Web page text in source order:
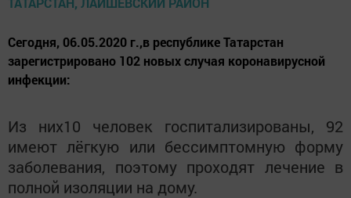
Сегодня, 06.05.2020 г.,в республике Татарстан
зарегистрировано 102 новых случая коронавирусной
инфекции:
Из них10 человек госпитализированы, 92
имеют лёгкую или бессимптомную форму
заболевания, поэтому проходят лечение в
полной изоляции на дому.